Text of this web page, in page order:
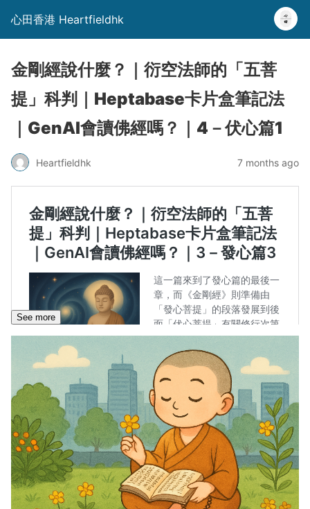
心田香港 Heartfieldhk
金剛經說什麼？｜衍空法師的「五菩
提」科判｜Heptabase卡片盒筆記法
｜GenAI會讀佛經嗎？｜4－伏心篇1
Heartfieldhk 7 months ago
See more